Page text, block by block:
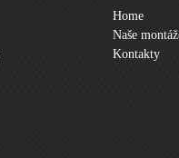
Home
Naše
Kontakty